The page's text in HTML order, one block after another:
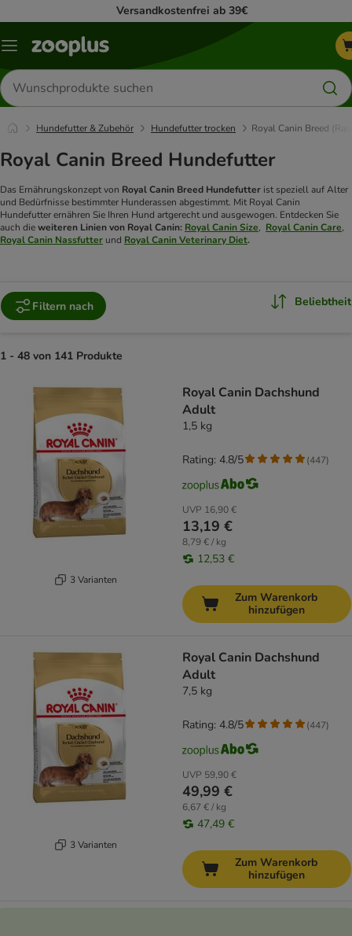
Versandkostenfrei ab 39€
Menü
Produkte
suchen
Hundefutter & Zubehör Hundefutter trocken Royal Canin Breed
Royal Canin Breed Hundefutter
Das Ernährungskonzept von Royal Canin Breed Hundefutter ist speziell auf Alter
und Bedürfnisse bestimmter Hunderassen abgestimmt. Mit Royal Canin
Hundefutter ernähren Sie Ihren Hund artgerecht und ausgewogen. Entdecken Sie
auch dieweiteren Linien von Royal Canin: Royal Canin Size, Royal Canin Care,
Royal Canin Nassfutter und Royal Canin Veterinary Diet.
Filtern nach Beliebtheit
1 - 48 von 141 Produkte
3 Varianten
Royal Canin Dachshund
Adult
1,5 kg
UVP 16,90 €
13,19 €
8,79 € / kg
12,53 €
Rating: 4.8/5 (447)
Zum Warenkorb
hinzufügen
3 Varianten
Royal Canin Dachshund
Adult
7,5 kg
UVP 59,90 €
49,99 €
6,67 € / kg
47,49 €
Rating: 4.8/5 (447)
Zum Warenkorb
hinzufügen